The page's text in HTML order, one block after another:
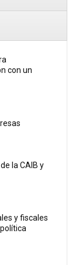
con un
la CAIB y
y fiscales